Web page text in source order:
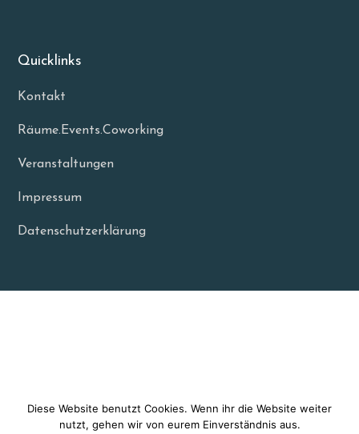
Quicklinks
Kontakt
Räume.Events.Coworking
Veranstaltungen
Impressum
Datenschutzerklärung
Diese Website benutzt Cookies. Wenn ihr die Website weiter
nutzt, gehen wir von eurem Einverständnis aus.